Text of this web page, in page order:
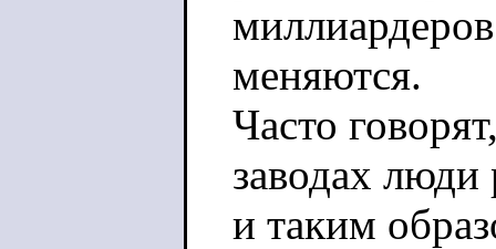
меняются.
Часто
заводах люди
и таким